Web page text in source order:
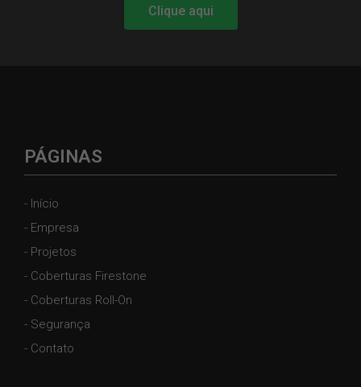
Clique aqui
PÁGINAS
- Início
- Empresa
- Projetos
- Coberturas Firestone
- Coberturas Roll-On
- Segurança
- Contato